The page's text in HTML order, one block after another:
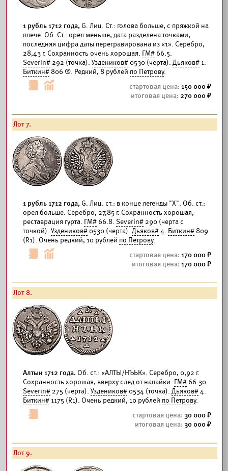
1 рубль 1712 года, G. Лиц. Ст.: голова больше, с пряжкой на
плече. Об. Ст.: орел меньше, дата разделена точками,
последняя цифра даты перегравирована из «1». Серебро,
28,43 г. Сохранность очень хорошая. ГМ# 66.5.
Severin# 292 (точка). Уздеников# 0530 (черта). Дьяков# 1.
Биткин# 806 ®. Редкий, 8 рублей по Петрову.
150 000
270 000
Лот 7.
1 рубль 1712 года, G. Лиц. ст.: в конце легенды "Х". Об. ст.:
орел больше. Серебро, 27,85 г. Сохранность хорошая,
реставрация гурта. ГМ# 66.8. Severin# 290 (черта с
точкой). Уздеников# 0530 (черта). Дьяков#4. Биткин# 809
(R1). Очень редкий, 10 рублей по Петрову.
170 000
170 000
Лот 8.
Алтын 1712 года. Об. ст.: «АЛТЫ/НЪЬК». Серебро, 0,92 г.
Сохранность хорошая, вверху след от напайки. ГМ# 66.30.
Severin# 275 (черта). Уздеников# 0534 (точка). Дьяков#4.
Биткин# 1175 (R1). Очень редкий, 10 рублей по Петрову.
30 000
30 000
Лот 9.